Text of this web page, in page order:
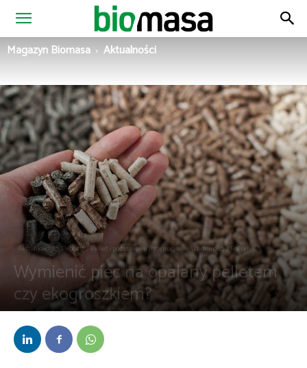
Magazyn
Magazyn Biomasa Aktualności
Aktualności Pellet Pellet - podstawowe informacje Wiadomości z Polski
Wymienić piec na opalany pelletem
czy ekogroszkiem?
Przez kaef-